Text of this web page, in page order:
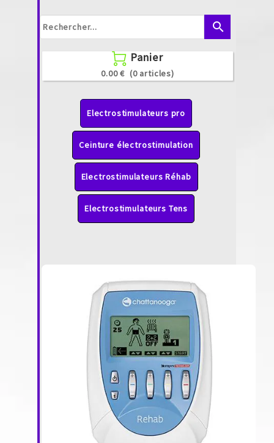
search
 Panier
0.00 € (0 articles)
Electrostimulateurs pro
Ceinture électrostimulation
Electrostimulateurs Réhab
Electrostimulateurs Tens